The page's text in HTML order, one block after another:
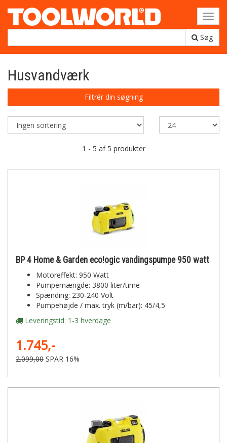
Søg
Husvandværk
Filtrér din søgning
1 - 5 af 5 produkter
BP 4 Home & Garden eco!ogic vandingspumpe 950 watt
Motoreffekt: 950 Watt
Pumpemængde: 3800 liter/time
Spænding: 230-240 Volt
Pumpehøjde / max. tryk (m/bar): 45/4,5
Leveringstid: 1-3 hverdage
1.745,-
2.099,00 SPAR 16%